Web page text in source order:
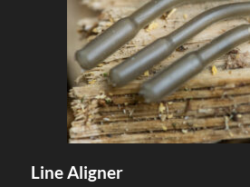
Line Aligner